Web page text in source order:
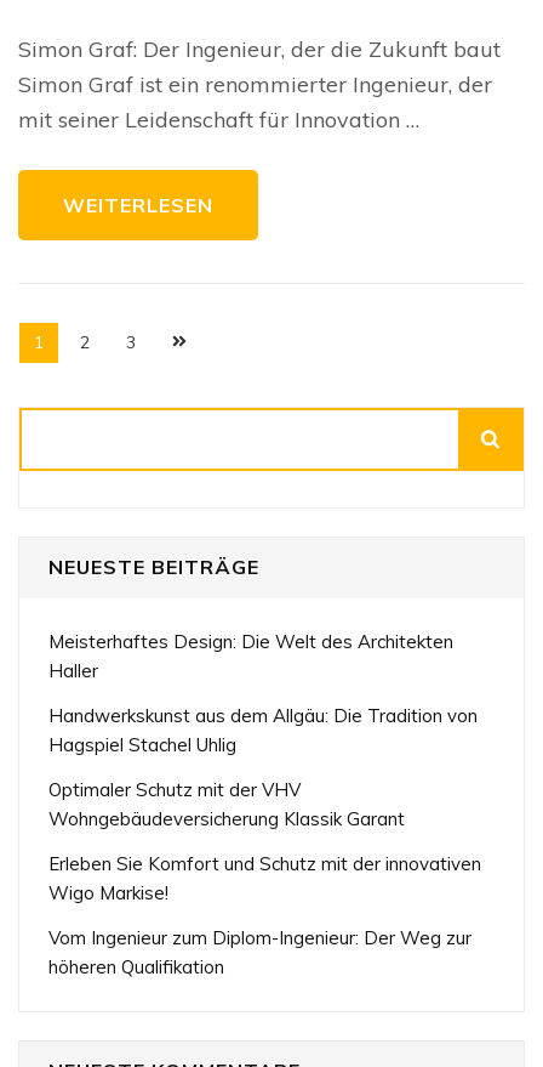
Simon Graf: Der Ingenieur, der die Zukunft baut
Simon Graf ist ein renommierter Ingenieur, der
mit seiner Leidenschaft für Innovation …
WEITERLESEN
Seitennummerierung
der
Beiträge
Seite
1 Seite
2 Seite
3
NEUESTE BEITRÄGE
Meisterhaftes Design: Die Welt des Architekten
Haller
Handwerkskunst aus dem Allgäu: Die Tradition von
Hagspiel Stachel Uhlig
Optimaler Schutz mit der VHV
Wohngebäudeversicherung Klassik Garant
Erleben Sie Komfort und Schutz mit der innovativen
Wigo Markise!
Vom Ingenieur zum Diplom-Ingenieur: Der Weg zur
höheren Qualifikation